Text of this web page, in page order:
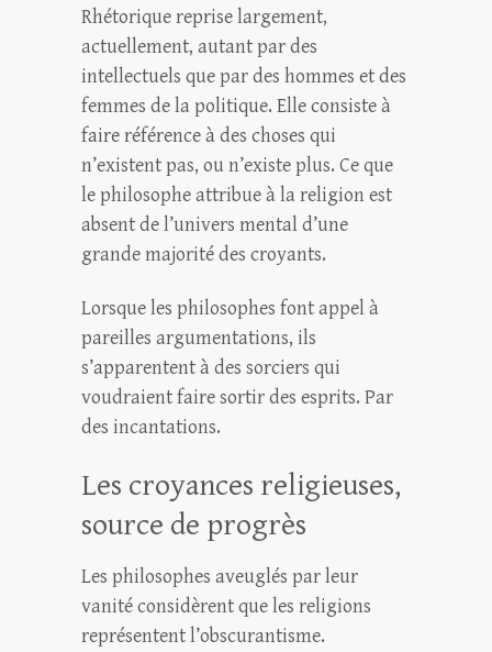
Rhétorique reprise largement,
actuellement, autant par des
intellectuels que par des hommes et des
femmes de la politique. Elle consiste à
faire référence à des choses qui
n’existent pas, ou n’existe plus. Ce que
le philosophe attribue à la religion est
absent de l’univers mental d’une
grande majorité des croyants.
Lorsque les philosophes font appel à
pareilles argumentations, ils
s’apparentent à des sorciers qui
voudraient faire sortir des esprits. Par
des incantations.
Les croyances religieuses,
source de progrès
Les philosophes aveuglés par leur
vanité considèrent que les religions
représentent l’obscurantisme.